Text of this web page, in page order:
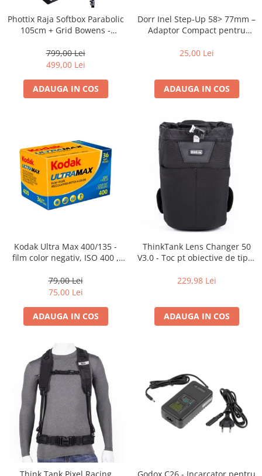
Blitz-uri studio
Blitz-uri mobile, cu acumulatori
Accesorii Blitz-uri studio
Lampi lumina continua
Stative/boom-uri pentru lumini
Suporti pentru fundaluri
Blende
Umbrele
Corturi si mese pt. fotografia de
Huse si genti pentru studio
Suruburi si piulite, adaptoare de
Calibrare expunere
Cartuse si cerneluri
Imprimante
Scannere Documente
Hartie foto
Filme foto si scanere film
Materiale foto alb-negru
Aparate foto unica folosinta
Phottix Raja Softbox Parabolic
105cm + Grid Bowens -
799,00 Lei
499,00 Lei
ADAUGA IN COS
Dorr Inel Step-Up 58> 77mm –
Adaptor Compact pentru
25,00 Lei
ADAUGA IN COS
Kodak Ultra Max 400/135 -
film color negativ, ISO 400 ,
79,00 Lei
75,00 Lei
ADAUGA IN COS
ThinkTank Lens Changer 50
V3.0 - Toc pt obiective de tipul
229,98 Lei
ADAUGA IN COS